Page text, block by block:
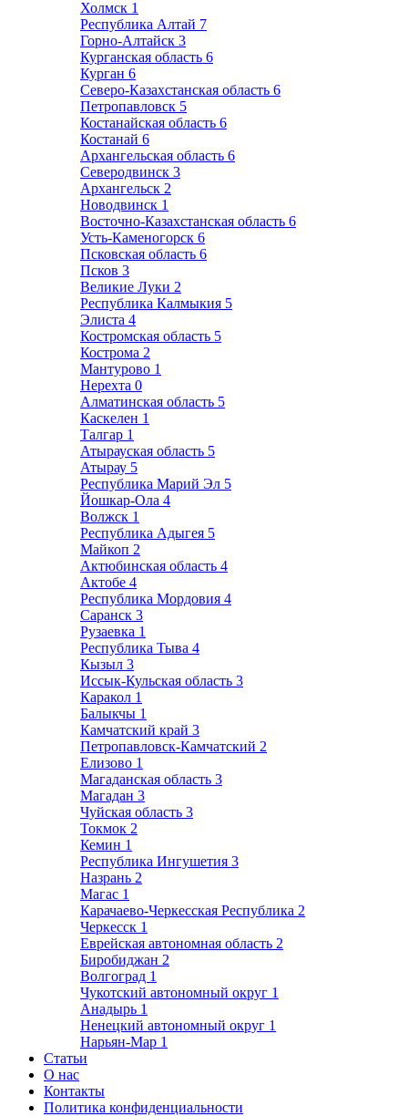
Холмск 1
Республика Алтай 7
Горно-Алтайск 3
Курганская область 6
Курган 6
Северо-Казахстанская область 6
Петропавловск 5
Костанайская область 6
Костанай 6
Архангельская область 6
Северодвинск 3
Архангельск 2
Новодвинск 1
Восточно-Казахстанская область 6
Усть-Каменогорск 6
Псковская область 6
Псков 3
Великие Луки 2
Республика Калмыкия 5
Элиста 4
Костромская область 5
Кострома 2
Мантурово 1
Нерехта 0
Алматинская область 5
Каскелен 1
Талгар 1
Атырауская область 5
Атырау 5
Республика Марий Эл 5
Йошкар-Ола 4
Волжск 1
Республика Адыгея 5
Майкоп 2
Актюбинская область 4
Актобе 4
Республика Мордовия 4
Саранск 3
Рузаевка 1
Республика Тыва 4
Кызыл 3
Иссык-Кульская область 3
Каракол 1
Балыкчы 1
Камчатский край 3
Петропавловск-Камчатский 2
Елизово 1
Магаданская область 3
Магадан 3
Чуйская область 3
Токмок 2
Кемин 1
Республика Ингушетия 3
Назрань 2
Магас 1
Карачаево-Черкесская Республика 2
Черкесск 1
Еврейская автономная область 2
Биробиджан 2
Волгоград 1
Чукотский автономный округ 1
Анадырь 1
Ненецкий автономный округ 1
Нарьян-Мар 1
Статьи
О нас
Контакты
Политика конфиденциальности